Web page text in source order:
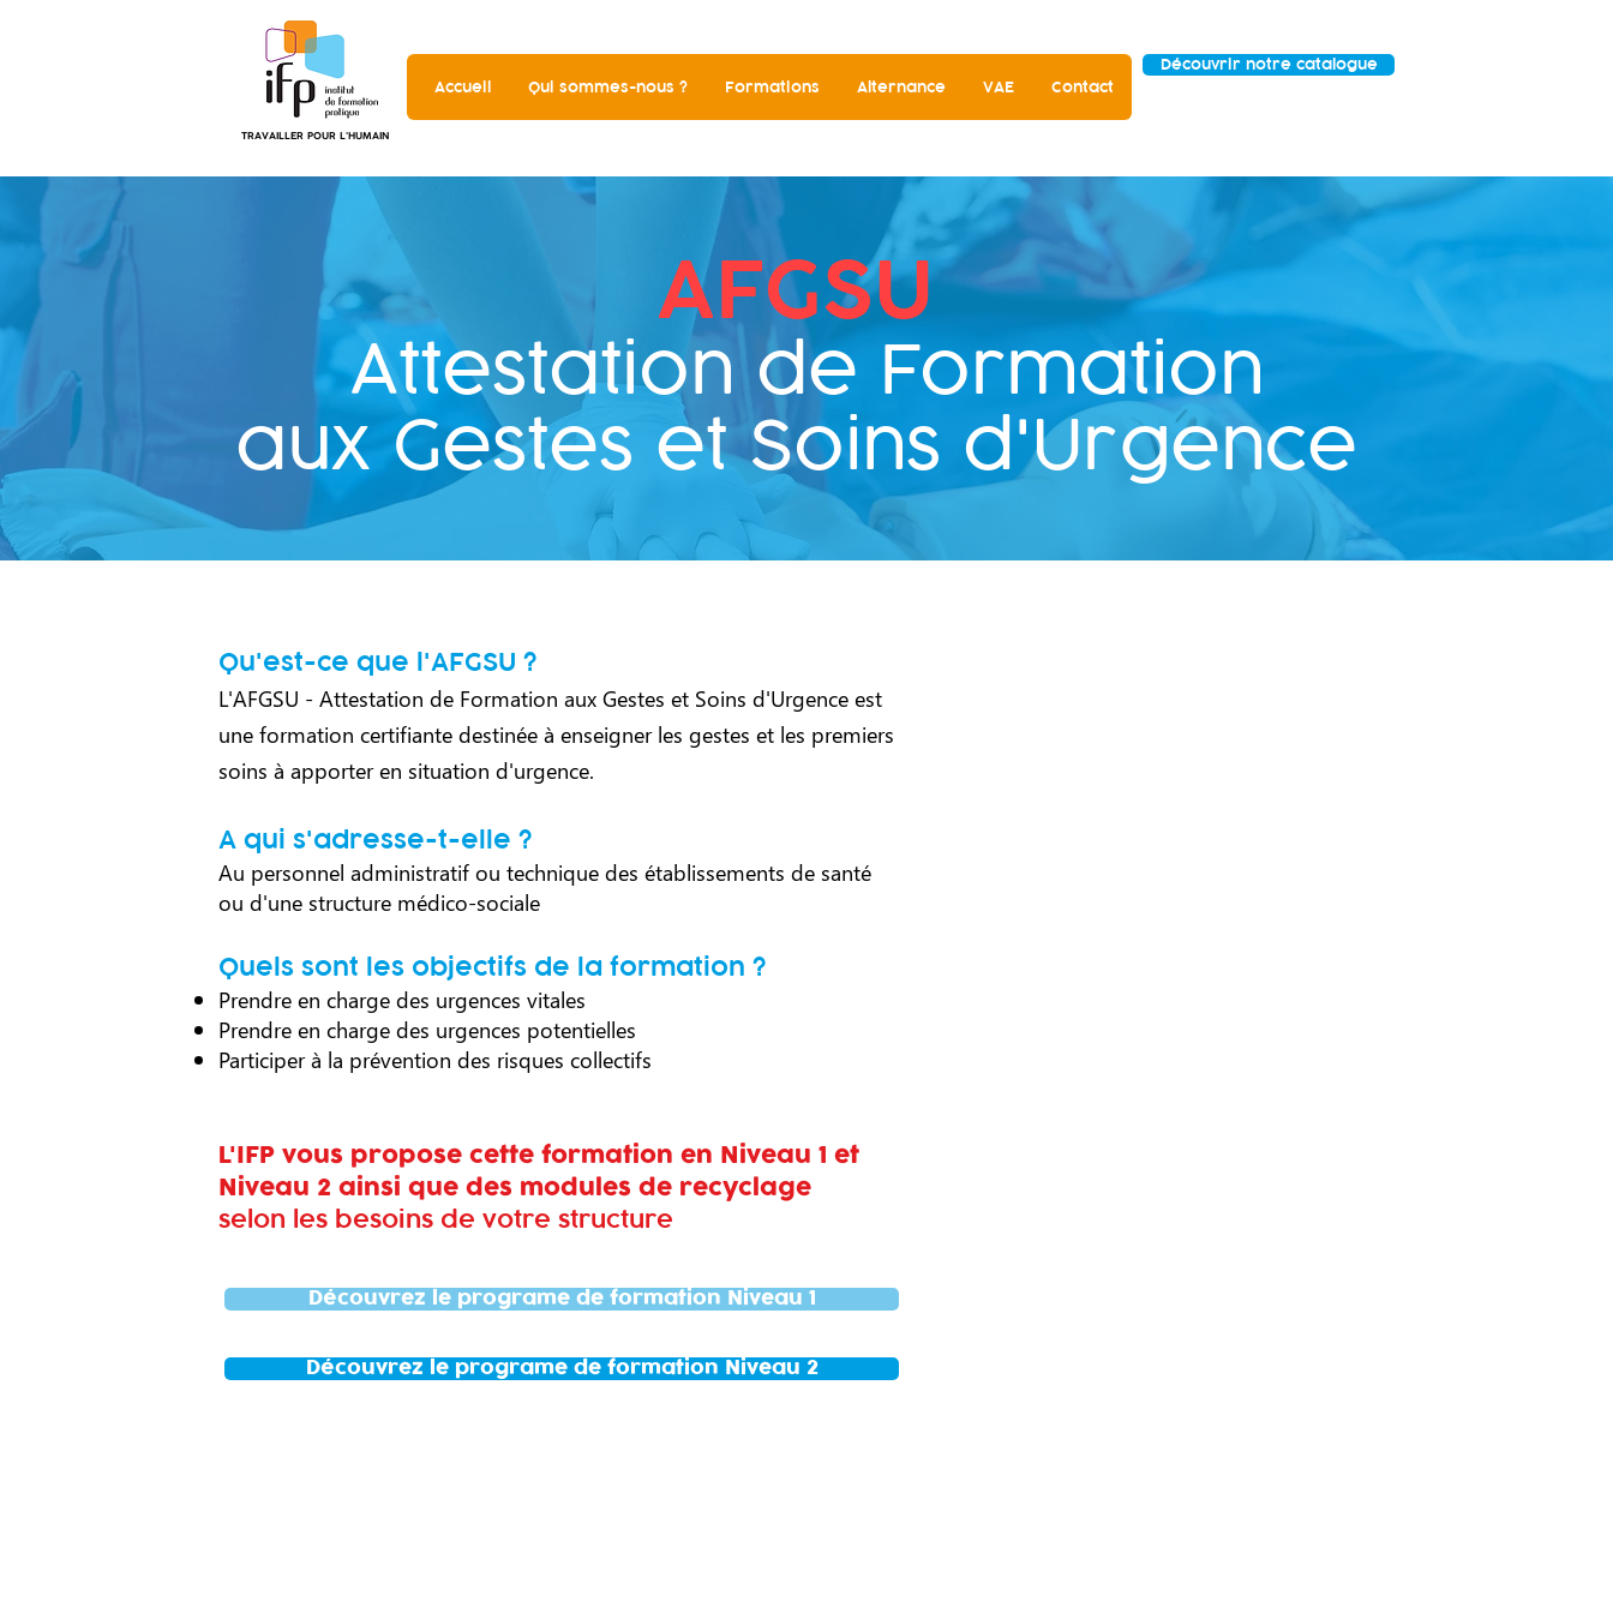
TRAVAILLER POUR L'HUMAIN
Accueil Qui sommes-nous ? Formations Alternance VAE Contact
Découvrir notre catalogue
AFGSU
Attestation de Formation
aux Gestes et Soins d'Urgence
Qu'est-ce que l'AFGSU ?
L'AFGSU - Attestation de Formation aux Gestes et Soins d'Urgence est
une formation certifiante destinée à enseigner les gestes et les premiers
soins à apporter en situation d'urgence.
A qui s'adresse-t-elle ?
Au personnel administratif ou technique des établissements de santé
ou d'une structure médico-sociale
Quels sont les objectifs de la formation ?
Prendre en charge des urgences vitales
Prendre en charge des urgences potentielles
Participer à la prévention des risques collectifs
L'IFP vous propose cette formation en Niveau 1 et
Niveau 2 ainsi que des modules de recyclage
selon les besoins de votre structure
Découvrez le programe de formation Niveau 1
Découvrez le programe de formation Niveau 2